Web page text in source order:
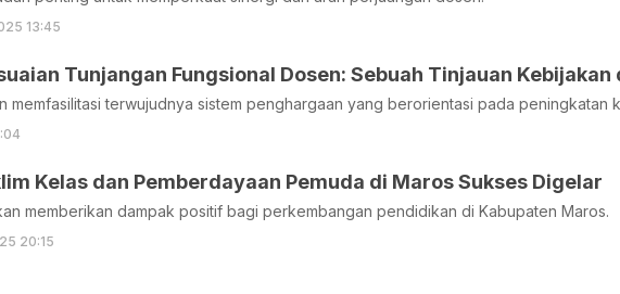
13:45
Tunjangan Fungsional Dosen: Sebuah Tinjauan Kebijakan
memfasilitasi terwujudnya sistem penghargaan yang berorientasi pada peningkatan
Kelas dan Pemberdayaan Pemuda di Maros Sukses Digelar
memberikan dampak positif bagi perkembangan pendidikan di Kabupaten Maros.
20:15